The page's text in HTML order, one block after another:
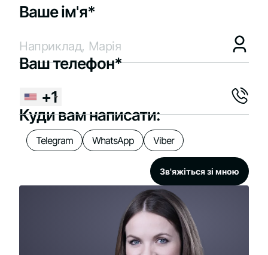
Ваше ім'я*
Ваш телефон*
+1
Куди вам написати:
Telegram WhatsApp Viber